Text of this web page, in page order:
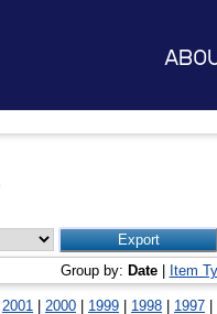
Group by: Date| Item
2001 2000 1999 1998 1997